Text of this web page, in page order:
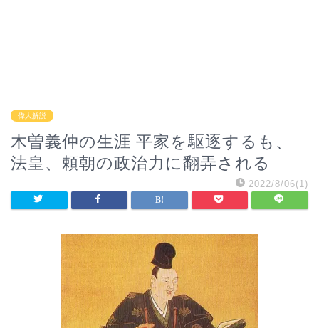
偉人解説
木曽義仲の生涯 平家を駆逐するも、
法皇、頼朝の政治力に翻弄される
2022/8/06(1)